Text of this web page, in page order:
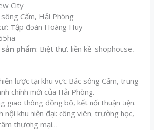
City
sông Cấm, Hải Phòng
: Tập đoàn Hoàng Huy
phẩm: Biệt thự, liền kề, shophouse,
lược tại khu vực Bắc sông Cấm, trung
chính mới của Hải Phòng.
giao thông đồng bộ, kết nối thuận tiện.
nội khu hiện đại: công viên, trường học,
thương mại…